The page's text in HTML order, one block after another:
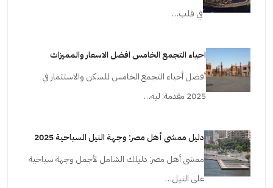
في قلب…
احياء التجمع الخامس افضل الاسعار والمميزات
أفضل أحياء التجمع الخامس للسكن والاستثمار في
2025 مقدمة: ليه…
دليل ممشى أهل مصر: وجهة النيل السياحية 2025
ممشى أهل مصر: دليلك الشامل لأجمل وجهة سياحية
على النيل…